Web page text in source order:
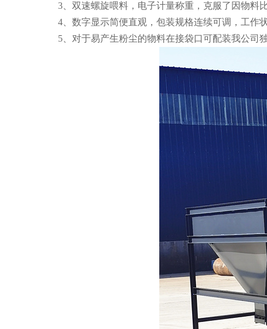
3、双速螺旋喂料，电子计量称重，克服了因物料比
4、数字显示简便直观，包装规格连续可调，工作状
5、对于易产生粉尘的物料在接袋口可配装我公司